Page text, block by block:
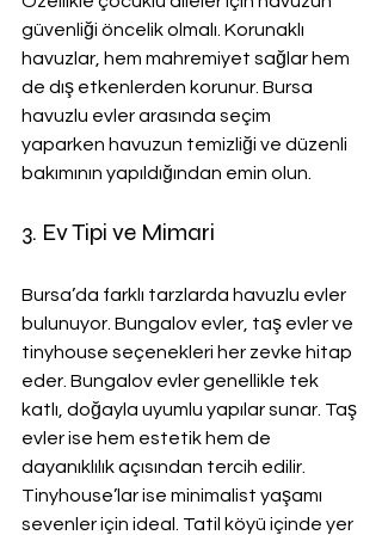
güvenliği öncelik olmalı. Korunaklı
havuzlar, hem mahremiyet sağlar hem
de dış etkenlerden korunur. Bursa
havuzlu evler arasında seçim
yaparken havuzun temizliği ve düzenli
bakımının yapıldığından emin olun.
3. Ev Tipi ve Mimari
Bursa’da farklı tarzlarda havuzlu evler
bulunuyor. Bungalov evler, taş evler ve
tinyhouse seçenekleri her zevke hitap
eder. Bungalov evler genellikle tek
katlı, doğayla uyumlu yapılar sunar. Taş
evler ise hem estetik hem de
dayanıklılık açısından tercih edilir.
Tinyhouse’lar ise minimalist yaşamı
sevenler için ideal. Tatil köyü içinde yer